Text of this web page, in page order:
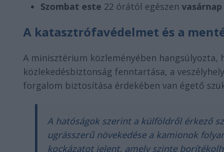
Szombat este 22 órától egészen
A katasztrófavédelmet és a
A minisztérium közleményében hangsúlyozta,
közlekedésbiztonság fenntartása, a
forgalom biztosítása érdekében van égető
A hatóságok szerint a külföldről érkező
ugrásszerű növekedése a kamionok
kockázatot jelent, amely szinte